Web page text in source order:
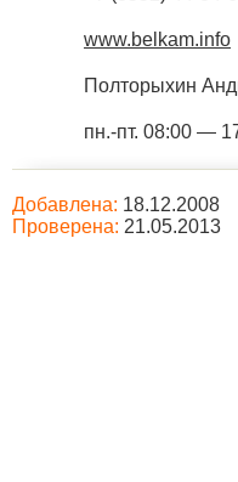
www.belkam.info
Полторыхин
пн.-пт. 08:00 —
Добавлена: 18.12.2008
Проверена: 21.05.2013